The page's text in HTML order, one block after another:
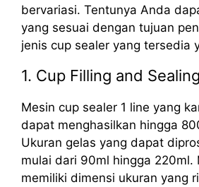
bervariasi. Tentunya Anda
yang sesuai dengan tujuan
jenis cup sealer yang tersedia
1. Cup Filling and
Mesin cup sealer 1 line yang
dapat menghasilkan hingga
Ukuran gelas yang dapat
mulai dari 90ml hingga 220ml.
memiliki dimensi ukuran yang